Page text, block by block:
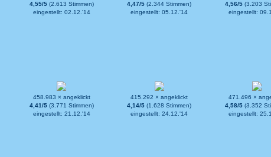
4,55/5(2.613 Stimmen)
eingestellt: 02.12.'14
4,47/5 (2.344 Stimmen)
eingestellt: 05.12.'14
4,56/5(3.203
eingestellt:
458.983 × angeklickt
4,41/5(3.771 Stimmen)
eingestellt: 21.12.'14
415.292 × angeklickt
4,14/5 (1.628 Stimmen)
eingestellt: 24.12.'14
471.496 ×
4,58/5(3.352
eingestellt: